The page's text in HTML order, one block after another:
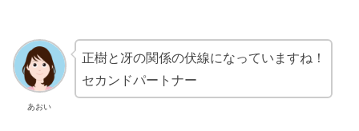
あおい
正樹と冴の関係の伏線になっていますね！
セカンドパートナー